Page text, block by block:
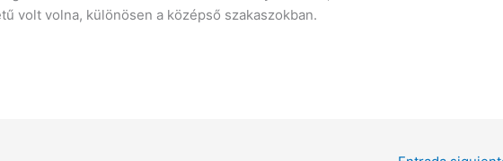
volt volna, különösen a középső szakaszokban.